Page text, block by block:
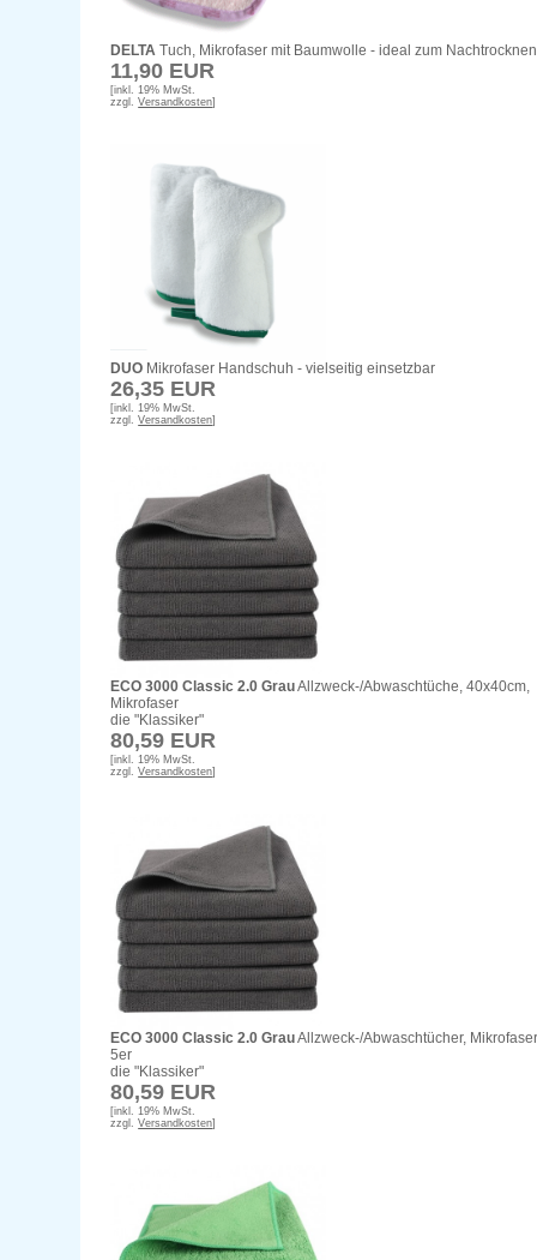
DELTA Tuch, Mikrofaser mit Baumwolle - ideal zum Nachtrocknen
11,90 EUR
[inkl. 19% MwSt.
zzgl.Versandkosten]
DUO Mikrofaser Handschuh - vielseitig einsetzbar
26,35 EUR
[inkl. 19% MwSt.
zzgl.Versandkosten]
ECO 3000 Classic 2.0 GrauAllzweck-/Abwaschtüche, 40x40cm,
Mikrofaser
die "Klassiker"
80,59 EUR
[inkl. 19% MwSt.
zzgl.Versandkosten]
ECO 3000 Classic 2.0 GrauAllzweck-/Abwaschtücher,
5er
die "Klassiker"
80,59 EUR
[inkl. 19% MwSt.
zzgl.Versandkosten]